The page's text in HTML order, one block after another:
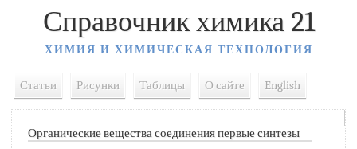
Справочник химика 21
ХИМИЯ И ХИМИЧЕСКАЯ ТЕХНОЛОГИЯ
Статьи Рисунки Таблицы О сайте English
Органические вещества соединения первые синтезы